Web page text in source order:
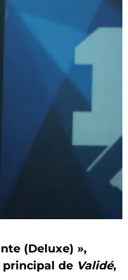
(Deluxe) »,
principal de Validé,